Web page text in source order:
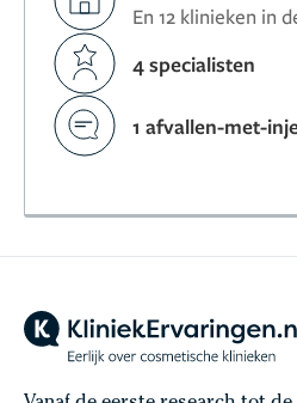
En 12 klinieken in
4 specialisten
1 afvallen-met-